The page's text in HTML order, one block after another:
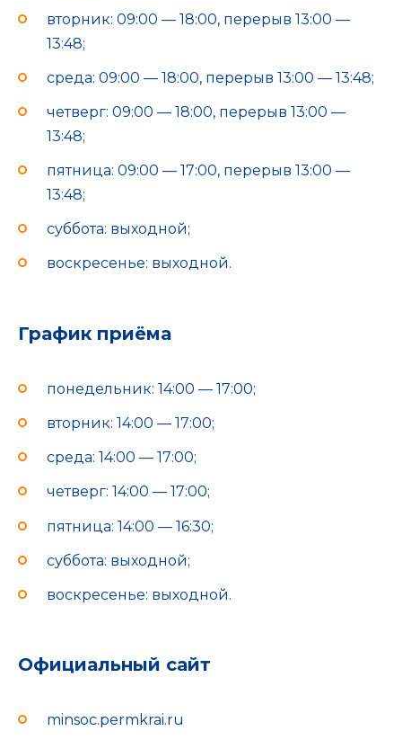
вторник: 09:00 — 18:00, перерыв 13:00 —
13:48;
среда: 09:00 — 18:00, перерыв 13:00 — 13:48;
четверг: 09:00 — 18:00, перерыв 13:00 —
13:48;
пятница: 09:00 — 17:00, перерыв 13:00 —
13:48;
суббота: выходной;
воскресенье: выходной.
График приёма
понедельник: 14:00 — 17:00;
вторник: 14:00 — 17:00;
среда: 14:00 — 17:00;
четверг: 14:00 — 17:00;
пятница: 14:00 — 16:30;
суббота: выходной;
воскресенье: выходной.
Официальный сайт
minsoc.permkrai.ru